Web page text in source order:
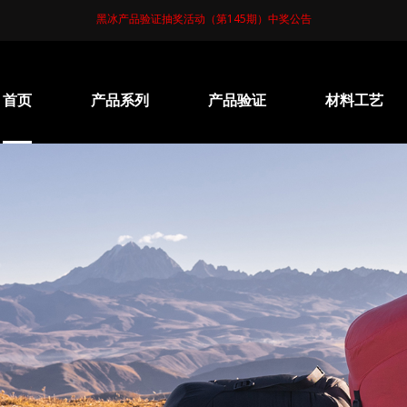
黑冰产品验证抽奖活动（第145期）中奖公告
首页 产品系列 产品验证 材料工艺